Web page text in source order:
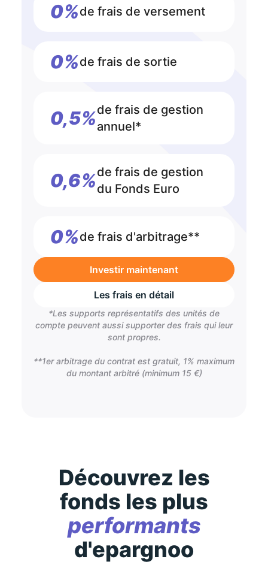
0%de frais de versement
0%de frais de sortie
0,5%de frais de gestion
annuel*
0,6%de frais de gestion
du Fonds Euro
0%de frais d'arbitrage**
Investir maintenant
Les frais en détail
*Les supports représentatifs des unités de
compte peuvent aussi supporter des frais qui leur
sont propres.
**1er arbitrage du contrat est gratuit, 1% maximum
du montant arbitré (minimum 15 €)
Découvrez les
fonds les plus
performants
d'epargnoo